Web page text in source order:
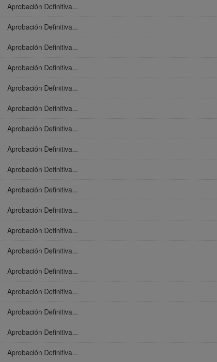
Aprobación Definitiva...
Aprobación Definitiva...
Aprobación Definitiva...
Aprobación Definitiva...
Aprobación Definitiva...
Aprobación Definitiva...
Aprobación Definitiva...
Aprobación Definitiva...
Aprobación Definitiva...
Aprobación Definitiva...
Aprobación Definitiva...
Aprobación Definitiva...
Aprobación Definitiva...
Aprobación Definitiva...
Aprobación Definitiva...
Aprobación Definitiva...
Aprobación Definitiva...
Aprobación Definitiva...